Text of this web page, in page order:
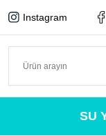
Instagram
SU